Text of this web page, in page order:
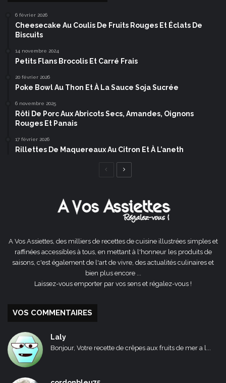
6 février 2026
Cheesecake Au Coulis De Fruits Rouges Et Éclats De
Biscuits
14 novembre 2024
Petits Flans Brocolis Et Carré Frais
20 février 2026
Poke Bowl Au Thon Et À La Sauce Soja Sucrée
6 novembre 2025
Rôti De Porc Aux Abricots Secs, Amandes, Oignons
Rouges Et Panais
17 février 2026
Rillettes De Maquereaux Au Citron Et À L’aneth
Page
A Vos Assiettes, des milliers de recettes de cuisine illustrées simples et
raffinées accessibles à tous, en mettant à l'honneur les produits de
saisons, c'est également de l'art de vivre, des actualités culinaires et
bien plus encore ...
Laissez-vous emporter par vos sens et régalez-vous !
VOS COMMENTAIRES
Laly
Bonjour, Votre recette de crêpes aux fruits de mer a l...